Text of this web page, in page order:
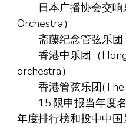
日本广播协会交响
Orchestra）
斋藤纪念管弦乐团
香港中乐团（Hong
orchestra）
香港管弦乐团(The
15.限申报当年度名
年度排行榜和投中中